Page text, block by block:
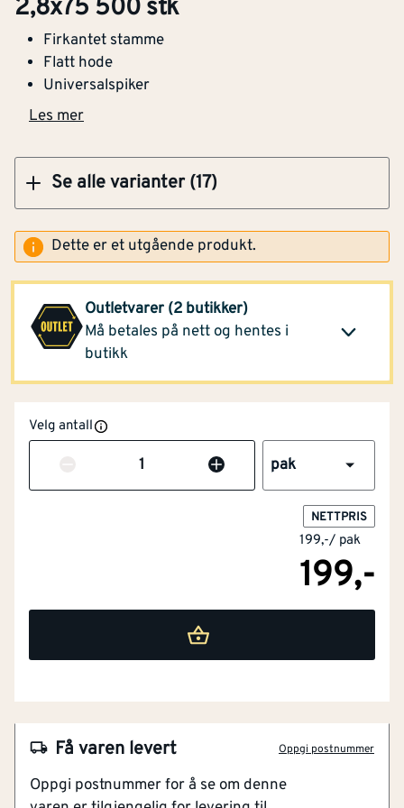
2,8x75 500 stk
Firkantet stamme
Flatt hode
Universalspiker
Les mer
Se alle varianter (17)
Klikk og hent
Dette er et utgående produkt.
Outletvarer (2 butikker)
Må betales på nett og hentes i
butikk
Opprinnelig pris 279,-
136,-
Klikk og hent
Optimera Proffsenter
Kristiansand (3 pak)
Opprinnelig pris 279,-
Klikk og hent
Velg antall
Antall pak
NETTPRIS
199,-/ pak
199,-
Få varen levert Oppgi postnummer
Oppgi postnummer for å se om denne
NOBB
55837066
Artikkelnummer
101251672